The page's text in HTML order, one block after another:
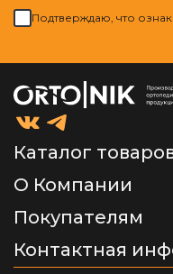
Подтверждаю, что
Каталог
О Компании
Покупателям
Контактная